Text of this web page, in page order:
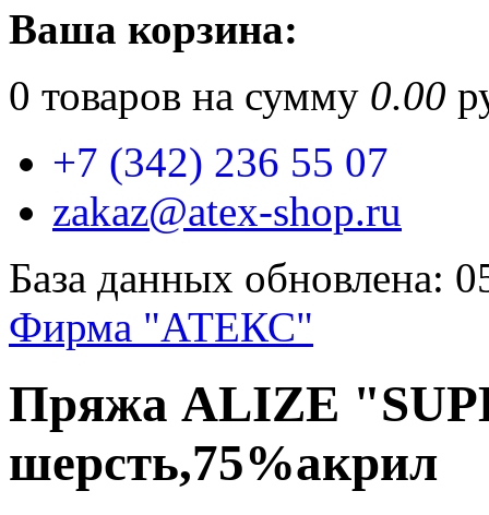
Ваша корзина:
0 товаров на сумму 0.00
+7 (342) 236 55 07
zakaz@atex-shop.ru
База данных обновлена:
Фирма "АТЕКС"
Пряжа ALIZE
шерсть,75%акрил